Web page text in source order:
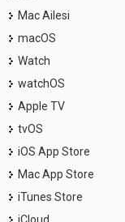
Mac Ailesi
macOS
Watch
watchOS
Apple TV
tvOS
iOS App Store
Mac App Store
iTunes Store